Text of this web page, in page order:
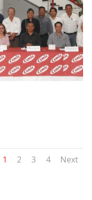
1 2 3 4 Next